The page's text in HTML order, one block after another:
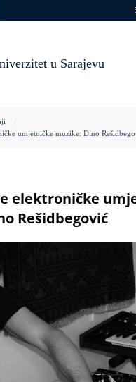
u Sarajevu
umjetničke muzike: Dino
elektroničke
Rešidbegović